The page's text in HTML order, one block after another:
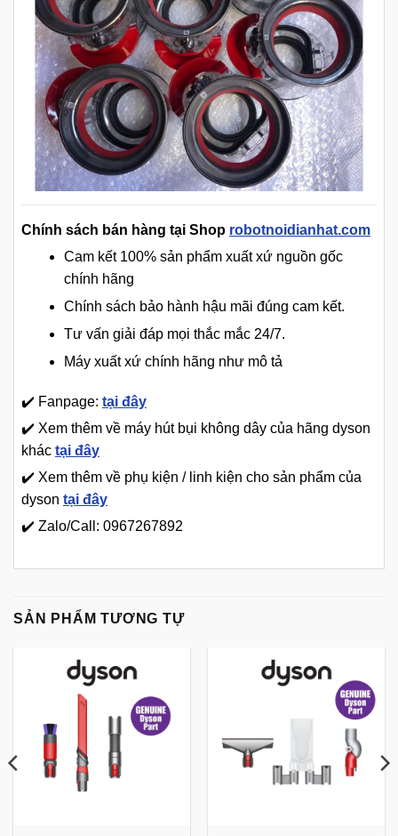
Chính sách bán hàng tại Shop robotnoidianhat.com
Cam kết 100% sản phẩm xuất xứ nguồn gốc
chính hãng
Chính sách bảo hành hậu mãi đúng cam kết.
Tư vấn giải đáp mọi thắc mắc 24/7.
Máy xuất xứ chính hãng như mô tả
✔️ Fanpage: tại đây
✔️ Xem thêm về máy hút bụi không dây của hãng dyson
khác tại đây
✔️ Xem thêm về phụ kiện / linh kiện cho sản phẩm của
dyson tại đây
✔️ Zalo/Call: 0967267892
SẢN PHẨM TƯƠNG TỰ